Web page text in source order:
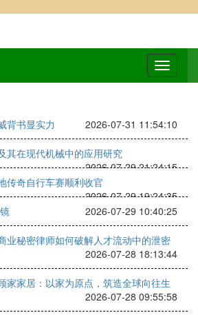
背书显实力 2026-07-31 11:54:10
其在现代机械中的应用研究
2026-07-29 21:24:15
传奇自行车赛顺利收官
2026-07-29 19:24:35
2026-07-29 10:40:25
业秘密律师如何破解人才流动中的泄密
2026-07-28 18:13:44
家家居：以家为原点，筑造全球向往生
2026-07-28 09:55:58